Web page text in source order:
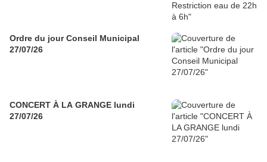
Ordre du jour Conseil Municipal
27/07/26
CONCERT À LA GRANGE lundi
27/07/26